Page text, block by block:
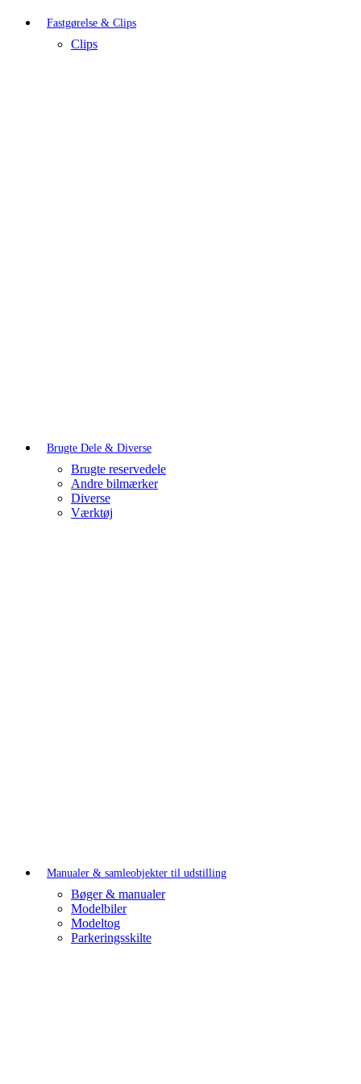
Fastgørelse & Clips
Clips
Brugte Dele & Diverse
Brugte reservedele
Andre bilmærker
Diverse
Værktøj
Manualer & samleobjekter til udstilling
Bøger & manualer
Modelbiler
Modeltog
Parkeringsskilte